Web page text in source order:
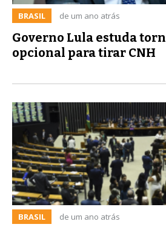
BRASIL de um ano atrás
Governo Lula estuda
opcional para tirar CNH
BRASIL de um ano atrás